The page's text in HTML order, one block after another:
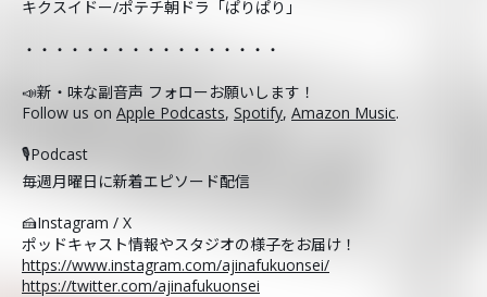
キクスイドー/ポテチ朝ドラ「ぱりぱり」
・・・・・・・・・・・・・・・・・
📣新・味な副音声 フォローお願いします！
Follow us on Apple Podcasts, Spotify, Amazon Music.
🎙️Podcast
毎週月曜日に新着エピソード配信
🍰Instagram / X
ポッドキャスト情報やスタジオの様子をお届け！
https://www.instagram.com/ajinafukuonsei/
https://twitter.com/ajinafukuonsei